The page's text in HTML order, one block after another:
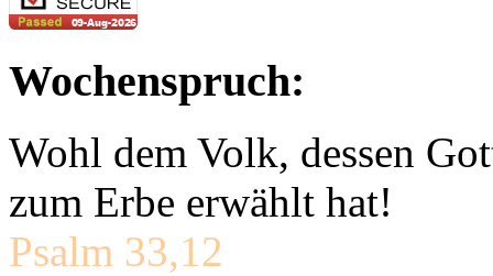
Wochenspruch:
Wohl dem Volk, dessen
zum Erbe erwählt hat!
Psalm 33,12